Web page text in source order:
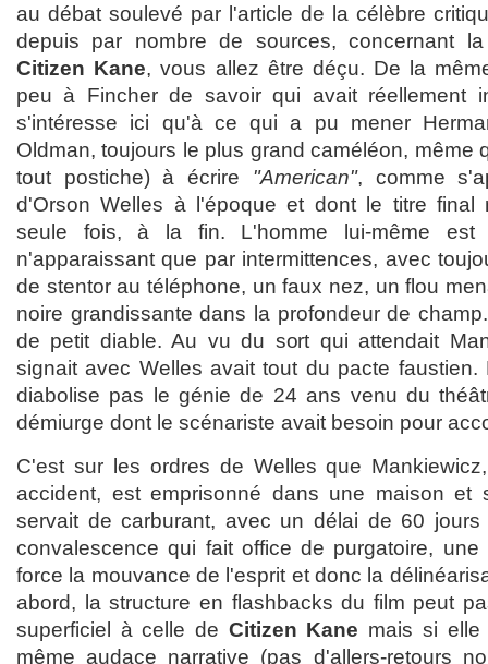
au débat soulevé par l'article de la célèbre
depuis par nombre de sources, concernant
Citizen Kane, vous allez être déçu. De la
peu à Fincher de savoir qui avait réellement
s'intéresse ici qu'à ce qui a pu mener
Oldman, toujours le plus grand caméléon, même
tout postiche) à écrire "American", comme
d'Orson Welles à l'époque et dont le titre final
seule fois, à la fin. L'homme lui-même est
n'apparaissant que par intermittences, avec
de stentor au téléphone, un faux nez, un flou
noire grandissante dans la profondeur de
de petit diable. Au vu du sort qui attendait
signait avec Welles avait tout du pacte faustien.
diabolise pas le génie de 24 ans venu du
démiurge dont le scénariste avait besoin pour
C'est sur les ordres de Welles que
accident, est emprisonné dans une maison et
servait de carburant, avec un délai de 60
convalescence qui fait office de purgatoire,
force la mouvance de l'esprit et donc la
abord, la structure en flashbacks du film peut
superficiel à celle de Citizen Kane mais si
même audace narrative (pas d'allers-retours